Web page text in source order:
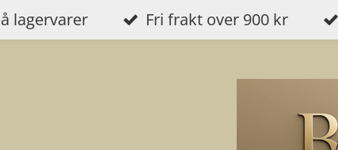
lagervarer Fri frakt over 900 kr